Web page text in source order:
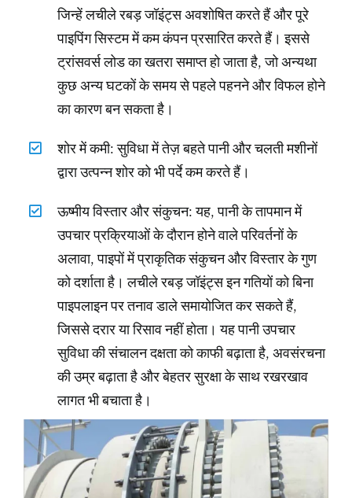
जिन्हें लचीले रबड़ जॉइंट्स अवशोषित करते हैं और पूरे
पाइपिंग सिस्टम में कम कंपन प्रसारित करते हैं। इससे
ट्रांसवर्स लोड का खतरा समाप्त हो जाता है, जो अन्यथा
कुछ अन्य घटकों के समय से पहले पहनने और विफल होने
का कारण बन सकता है।
शोर में कमी: सुविधा में तेज़ बहते पानी और चलती मशीनों
द्वारा उत्पन्न शोर को भी पर्दे कम करते हैं।
ऊष्मीय विस्तार और संकुचन: यह, पानी के तापमान में
उपचार प्रक्रियाओं के दौरान होने वाले परिवर्तनों के
अलावा, पाइपों में प्राकृतिक संकुचन और विस्तार के गुण
को दर्शाता है। लचीले रबड़ जॉइंट्स इन गतियों को बिना
पाइपलाइन पर तनाव डाले समायोजित कर सकते हैं,
जिससे दरार या रिसाव नहीं होता। यह पानी उपचार
सुविधा की संचालन दक्षता को काफी बढ़ाता है, अवसंरचना
की उम्र बढ़ाता है और बेहतर सुरक्षा के साथ रखरखाव
लागत भी बचाता है।